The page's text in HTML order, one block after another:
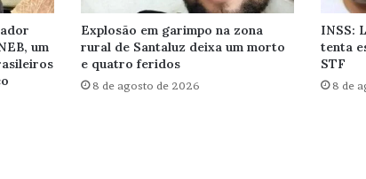
um
Explosão em garimpo na zona
rural de Santaluz deixa um morto
e quatro feridos
8 de agosto de 2026
INSS:
tenta
STF
8 de